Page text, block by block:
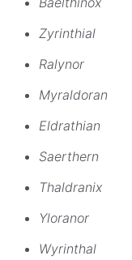
Zyrinthial
Ralynor
Myraldoran
Eldrathian
Saerthern
Thaldranix
Yloranor
Wyrinthal